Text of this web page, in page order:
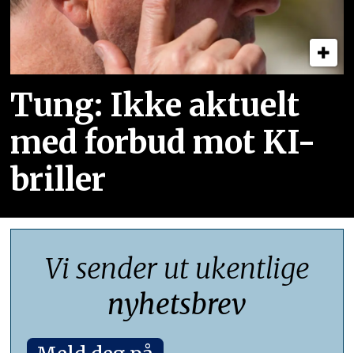
Tung: Ikke aktuelt
med forbud mot KI-
briller
Vi sender ut ukentlige
nyhetsbrev